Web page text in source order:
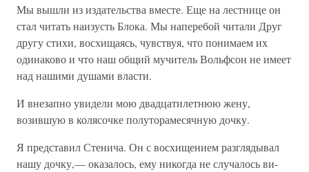
Мы вышли из издательства вместе. Еще на лестнице он
стал читать наизусть Блока. Мы наперебой читали Друг
другу стихи, восхищаясь, чувствуя, что понимаем их
одинаково и что наш общий мучитель Вольфсон не имеет
над нашими душами власти.
И внезапно увидели мою двадцатилетнюю жену,
возившую в колясочке полуторамесячную дочку.
Я представил Стенича. Он с восхищением разглядывал
нашу дочку,— оказалось, ему никогда не случалось ви­